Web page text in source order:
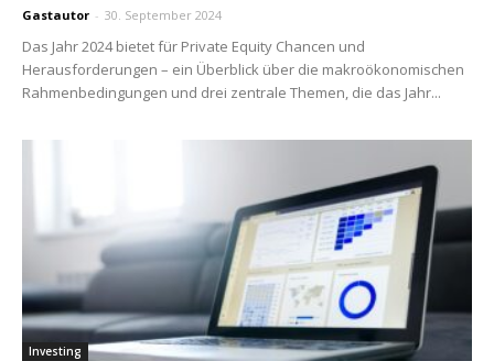
Gastautor - 30. September 2024
Das Jahr 2024 bietet für Private Equity Chancen und
Herausforderungen – ein Überblick über die makroökonomischen
Rahmenbedingungen und drei zentrale Themen, die das Jahr...
Investing